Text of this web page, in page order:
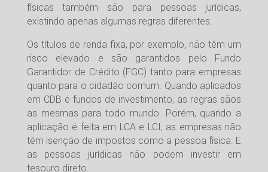
físicas também são para pessoas jurídicas,
existindo apenas algumas regras diferentes.
Os títulos de renda fixa, por exemplo, não têm um
risco elevado e são garantidos pelo Fundo
Garantidor de Crédito (FGC) tanto para empresas
quanto para o cidadão comum. Quando aplicados
em CDB e fundos de investimento, as regras sãos
as mesmas para todo mundo. Porém, quando a
aplicação é feita em LCA e LCI, as empresas não
têm isenção de impostos como a pessoa física. E
as pessoas jurídicas não podem investir em
tesouro direto.